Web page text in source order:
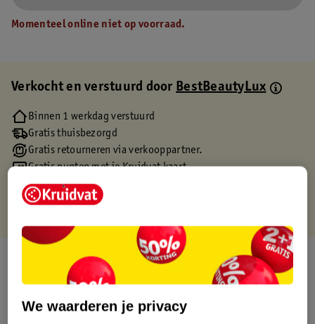
Momenteel online niet op voorraad.
Verkocht en verstuurd doorBestBeautyLux
Binnen 1 werkdag verstuurd
Gratis thuisbezorgd
Gratis retourneren via verkooppartner.
Gratis punten met je Kruidvat kaart
Over dit product
We waarderen je privacy